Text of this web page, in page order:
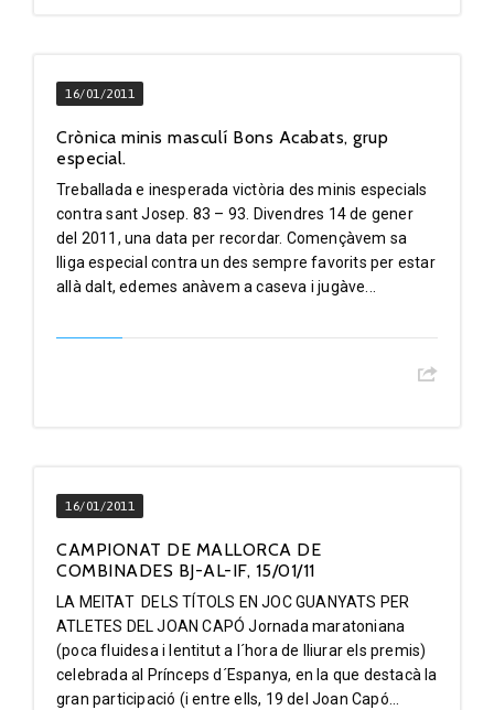
16/01/2011
Crònica minis masculí Bons Acabats, grup
especial.
Treballada e inesperada victòria des minis especials
contra sant Josep. 83 – 93. Divendres 14 de gener
del 2011, una data per recordar. Començàvem sa
lliga especial contra un des sempre favorits per estar
allà dalt, edemes anàvem a caseva i jugàve...
16/01/2011
CAMPIONAT DE MALLORCA DE
COMBINADES BJ-AL-IF, 15/01/11
LA MEITAT DELS TÍTOLS EN JOC GUANYATS PER
ATLETES DEL JOAN CAPÓ Jornada maratoniana
(poca fluidesa i lentitut a l´hora de lliurar els premis)
celebrada al Prínceps d´Espanya, en la que destacà la
gran participació (i entre ells, 19 del Joan Capó...